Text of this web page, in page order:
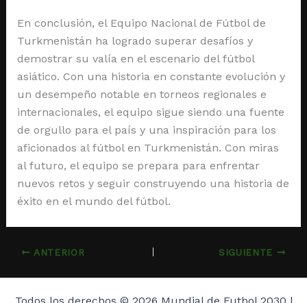
En conclusión, el Equipo Nacional de Fútbol de
Turkmenistán ha logrado superar desafíos y
demostrar su valía en el escenario del fútbol
asiático. Con una historia en constante evolución y
un desempeño notable en torneos regionales e
internacionales, el equipo sigue siendo una fuente
de orgullo para el país y una inspiración para los
aficionados al fútbol en Turkmenistán. Con miras
al futuro, el equipo se prepara para enfrentar
nuevos retos y seguir construyendo una historia de
éxito en el mundo del fútbol.
ANTERIOR SIGUIENTE